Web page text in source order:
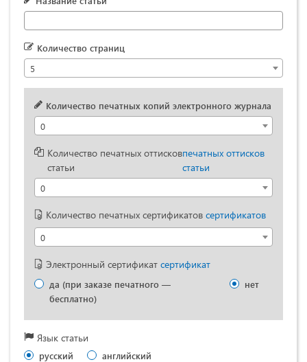
Количество страниц
5
Количество печатных копий электронного журнала
0
Количество печатных оттисков
статьи
печатных оттисков
статьи
0
Количество печатных сертификатов сертификатов
0
Электронный сертификат сертификат
да (при заказе печатного —
бесплатно)
нет
Язык статьи
русский английский